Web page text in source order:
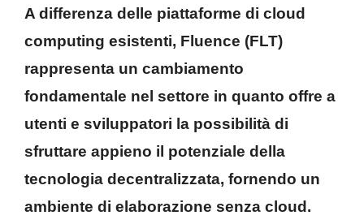
A differenza delle piattaforme di cloud
computing esistenti, Fluence (FLT)
rappresenta un cambiamento
fondamentale nel settore in quanto offre a
utenti e sviluppatori la possibilità di
sfruttare appieno il potenziale della
tecnologia decentralizzata, fornendo un
ambiente di elaborazione senza cloud.